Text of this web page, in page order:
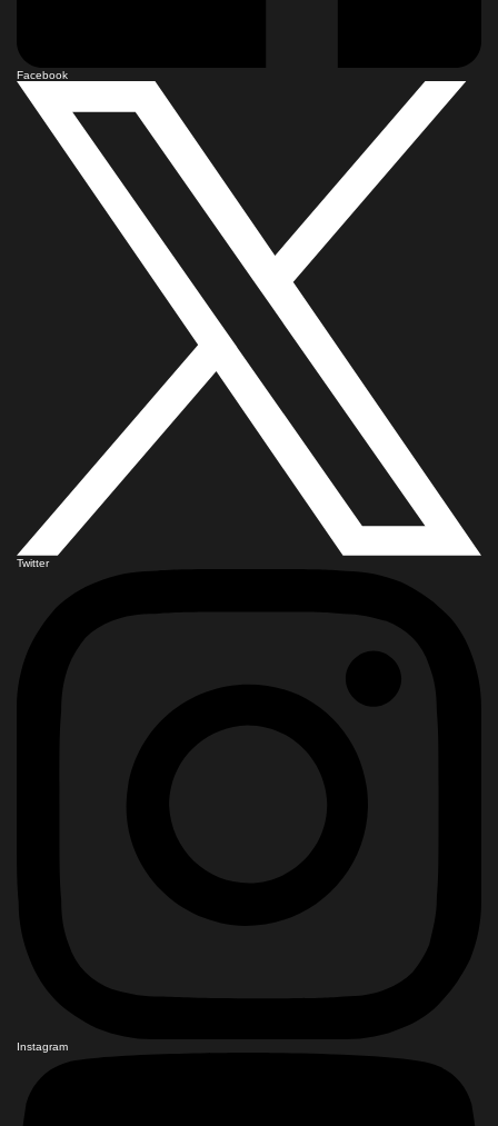
Facebook
Twitter
Instagram